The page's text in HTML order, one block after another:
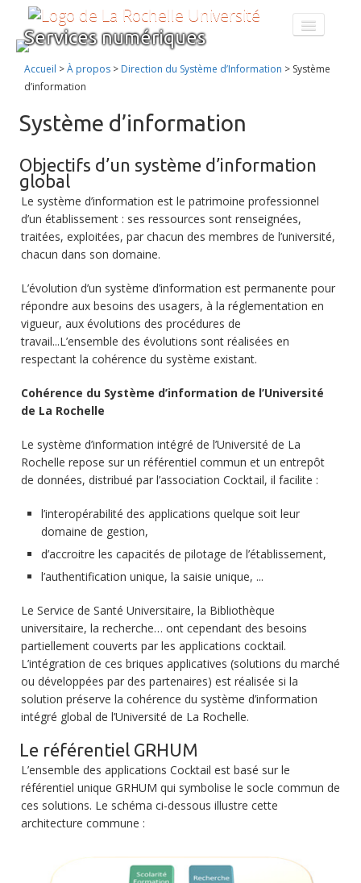
CATALOGUE DES SERVICES
FORMATION AU NUMÉRIQUE
À PROPOS
Services numériques
Accueil >À propos > Direction du Système d’Information > Système
d’information
Système d’information
Objectifs d’un système d’information
global
Le système d’information est le patrimoine professionnel
d’un établissement : ses ressources sont renseignées,
traitées, exploitées, par chacun des membres de l’université,
chacun dans son domaine.
L’évolution d’un système d’information est permanente pour
répondre aux besoins des usagers, à la réglementation en
vigueur, aux évolutions des procédures de
travail...L’ensemble des évolutions sont réalisées en
respectant la cohérence du système existant.
Cohérence du Système d’information de l’Université
de La Rochelle
Le système d’information intégré de l’Université de La
Rochelle repose sur un référentiel commun et un entrepôt
de données, distribué par l’association Cocktail, il facilite :
l’interopérabilité des applications quelque soit leur
domaine de gestion,
d’accroitre les capacités de pilotage de l’établissement,
l’authentification unique, la saisie unique, ...
Le Service de Santé Universitaire, la Bibliothèque
universitaire, la recherche… ont cependant des besoins
partiellement couverts par les applications cocktail.
L’intégration de ces briques applicatives (solutions du marché
ou développées par des partenaires) est réalisée si la
solution préserve la cohérence du système d’information
intégré global de l’Université de La Rochelle.
Le référentiel GRHUM
L’ensemble des applications Cocktail est basé sur le
référentiel unique GRHUM qui symbolise le socle commun de
ces solutions. Le schéma ci-dessous illustre cette
architecture commune :